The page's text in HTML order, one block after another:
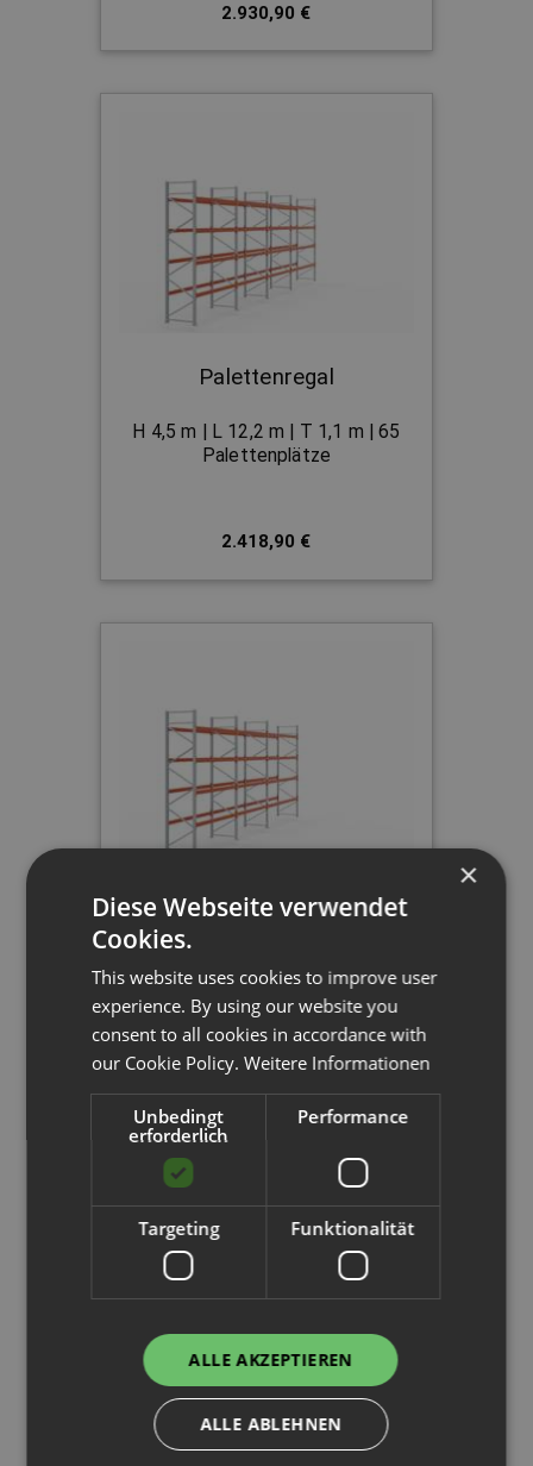
2.930,90 €
Palettenregal
H 4,5 m | L 12,2 m | T 1,1 m | 65
Palettenplätze
2.418,90 €
Palettenregal
Palettenplätze
1.906,90 €
Palettenregal
×
Diese Webseite verwendet
Cookies.
This website uses cookies to improve user
experience. By using our website you
consent to all cookies in accordance with
our Cookie Policy. Weitere Informationen
Unbedingt
erforderlich
Performance
Targeting Funktionalität
ALLE AKZEPTIEREN
ALLE ABLEHNEN